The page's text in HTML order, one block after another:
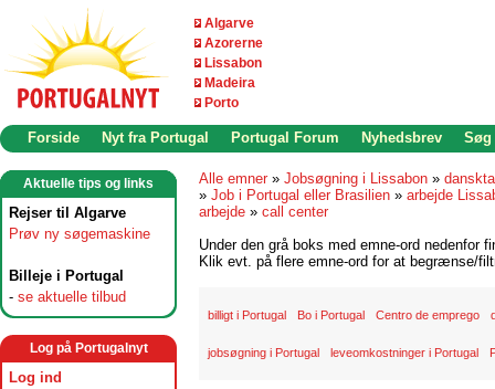
Algarve
Azorerne
Lissabon
Madeira
Porto
Forside Nyt fra Portugal Portugal Forum Nyhedsbrev Søg
Aktuelle tips og links
Rejser til Algarve
Prøv ny søgemaskine
Billeje i Portugal
- se aktuelle tilbud
Log på Portugalnyt
Log ind
Alle emner » Jobsøgning i Lissabon »
» Job i Portugal eller Brasilien » arbejde
arbejde » call center
Under den grå boks med emne-ord nedenfor
Klik evt. på flere emne-ord for at begrænse/
billigt i Portugal Bo i Portugal Centro de emprego
jobsøgning i Portugal leveomkostninger i Portugal